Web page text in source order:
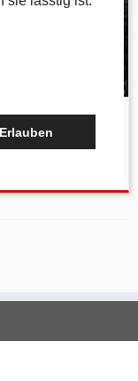
Mühlkoppe
am6. März
Erlauben